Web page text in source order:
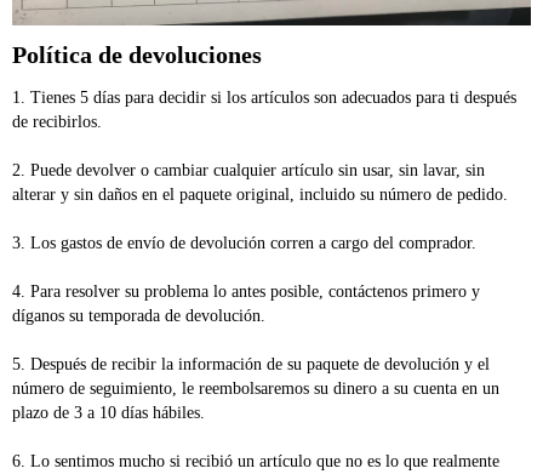
Política de devoluciones
1. Tienes 5 días para decidir si los artículos son adecuados para ti después
de recibirlos.
2. Puede devolver o cambiar cualquier artículo sin usar, sin lavar, sin
alterar y sin daños en el paquete original, incluido su número de pedido.
3. Los gastos de envío de devolución corren a cargo del comprador.
4. Para resolver su problema lo antes posible, contáctenos primero y
díganos su temporada de devolución.
5. Después de recibir la información de su paquete de devolución y el
número de seguimiento, le reembolsaremos su dinero a su cuenta en un
plazo de 3 a 10 días hábiles.
6. Lo sentimos mucho si recibió un artículo que no es lo que realmente